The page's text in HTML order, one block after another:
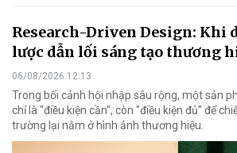
Research-Driven Design: Khi
lược dẫn lối sáng tạo thương
06/08/2026 12:13
Trong bối cảnh hội nhập sâu rộng, một sản
chỉ là "điều kiện cần", còn "điều kiện đủ" để
trường lại nằm ở hình ảnh thương hiệu.